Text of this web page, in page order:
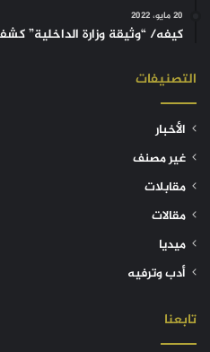
20 مايو، 2022
كيفه/ “وثيقة وزارة الداخلية”
التصنيفات
الأخبار
غير مصنف
مقابلات
مقالات
ميديا
أدب وترفيه
تابعنا